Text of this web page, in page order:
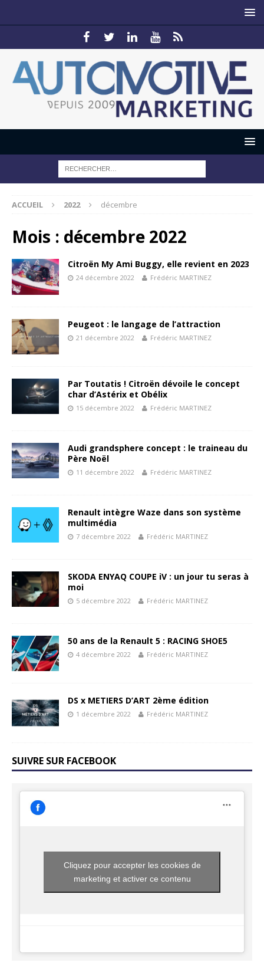
ACCUEIL 2022 décembre
Mois : décembre 2022
Citroën My Ami Buggy, elle revient en 2023
24 décembre 2022 Frédéric MARTINEZ
Peugeot : le langage de l’attraction
21 décembre 2022 Frédéric MARTINEZ
Par Toutatis ! Citroën dévoile le concept
char d’Astérix et Obélix
15 décembre 2022 Frédéric MARTINEZ
Audi grandsphere concept : le traineau du
Père Noël
11 décembre 2022 Frédéric MARTINEZ
Renault intègre Waze dans son système
multimédia
7 décembre 2022 Frédéric MARTINEZ
SKODA ENYAQ COUPE iV : un jour tu seras à
moi
5 décembre 2022 Frédéric MARTINEZ
50 ans de la Renault 5 : RACING SHOE5
4 décembre 2022 Frédéric MARTINEZ
DS x METIERS D’ART 2ème édition
1 décembre 2022 Frédéric MARTINEZ
SUIVRE SUR FACEBOOK
Cliquez pour accepter les cookies de
marketing et activer ce contenu